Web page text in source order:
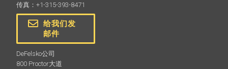
传真：+1-315-393-8471
给我们发
邮件
DeFelsko公司
800 Proctor大道